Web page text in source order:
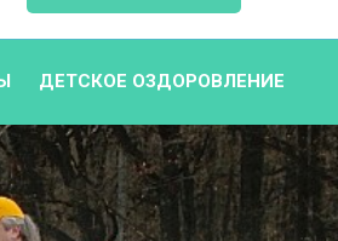
ДЕТСКОЕ ОЗДОРОВЛЕНИЕ